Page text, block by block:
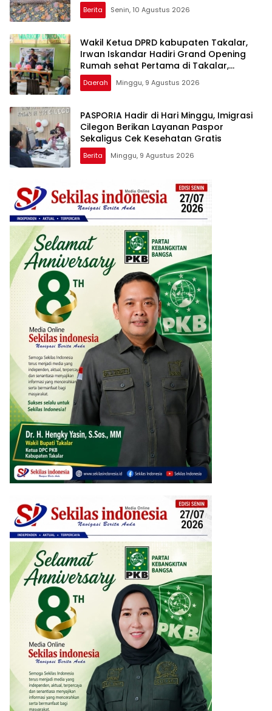
Berita Senin, 10 Agustus 2026
Wakil Ketua DPRD kabupaten Takalar,
Irwan Iskandar Hadiri Grand Opening
Rumah sehat Pertama di Takalar,
Melayani Terapis Gratis untuk Pasien
Dhuafa dan umum.
Daerah Minggu, 9 Agustus 2026
PASPORIA Hadir di Hari Minggu, Imigrasi
Cilegon Berikan Layanan Paspor
Sekaligus Cek Kesehatan Gratis
Berita Minggu, 9 Agustus 2026